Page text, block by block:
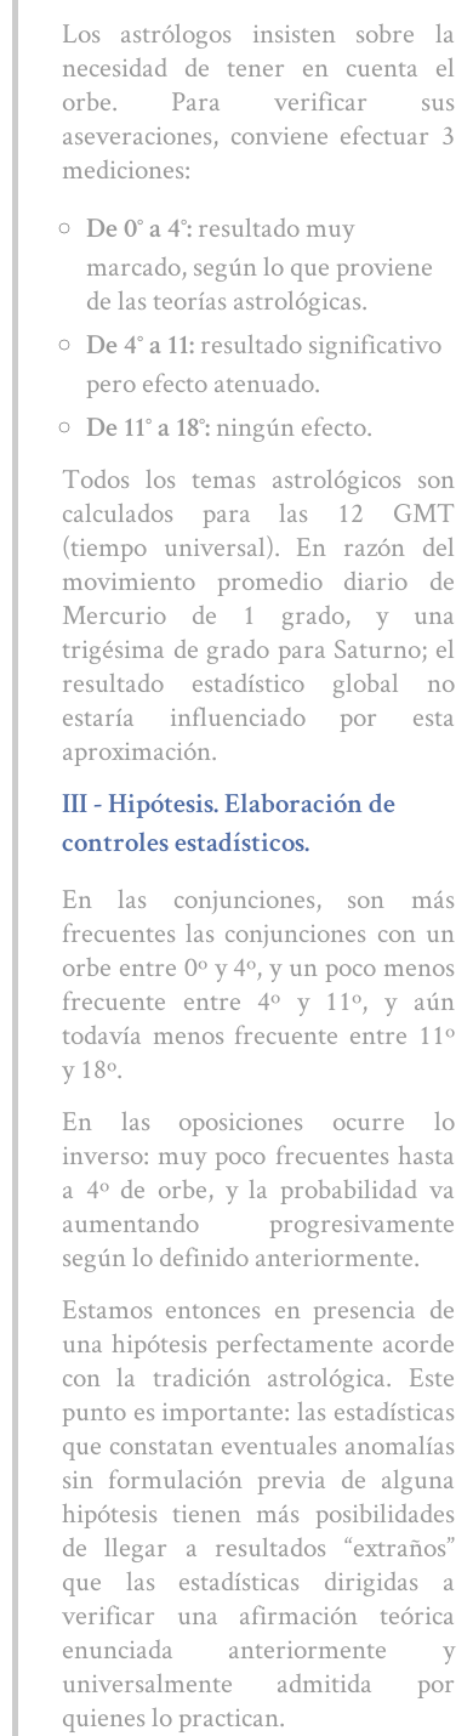
Los astrólogos insisten sobre la
necesidad de tener en cuenta el
orbe. Para verificar sus
aseveraciones, conviene efectuar 3
mediciones:
De 0° a 4°:resultado muy
marcado, según lo que proviene
de las teorías astrológicas.
De 4° a 11:resultado significativo
pero efecto atenuado.
De 11° a 18°:ningún efecto.
Todos los temas astrológicos son
calculados para las 12 GMT
(tiempo universal). En razón del
movimiento promedio diario de
Mercurio de 1 grado, y una
trigésima de grado para Saturno; el
resultado estadístico global no
estaría influenciado por esta
aproximación.
III - Hipótesis. Elaboración de
controles estadísticos.
En las conjunciones, son más
frecuentes las conjunciones con un
orbe entre 0º y 4º, y un poco menos
frecuente entre 4º y 11º, y aún
todavía menos frecuente entre 11º
y 18º.
En las oposiciones ocurre lo
inverso: muy poco frecuentes hasta
a 4º de orbe, y la probabilidad va
aumentando progresivamente
según lo definido anteriormente.
Estamos entonces en presencia de
una hipótesis perfectamente acorde
con la tradición astrológica. Este
punto es importante: las estadísticas
que constatan eventuales anomalías
sin formulación previa de alguna
hipótesis tienen más posibilidades
de llegar a resultados “extraños”
que las estadísticas dirigidas a
verificar una afirmación teórica
enunciada anteriormente y
universalmente admitida por
quienes lo practican.